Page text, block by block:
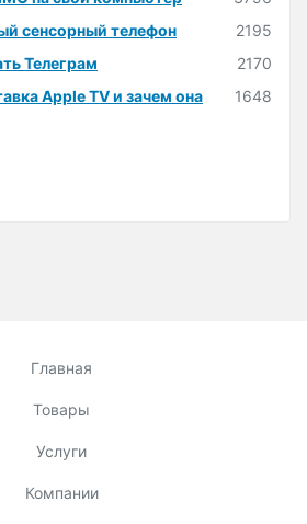
сенсорный телефон
2195
Телеграм
2170
Apple TV и зачем она
1648
Главная
Товары
Услуги
Компании